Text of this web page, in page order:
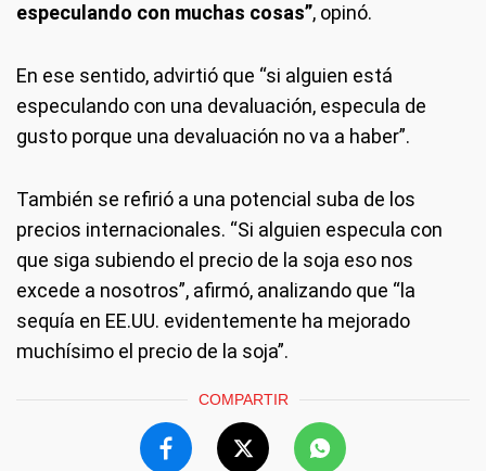
especulando con muchas cosas”, opinó.
En ese sentido, advirtió que “si alguien está
especulando con una devaluación, especula de
gusto porque una devaluación no va a haber”.
También se refirió a una potencial suba de los
precios internacionales. “Si alguien especula con
que siga subiendo el precio de la soja eso nos
excede a nosotros”, afirmó, analizando que “la
sequía en EE.UU. evidentemente ha mejorado
muchísimo el precio de la soja”.
COMPARTIR